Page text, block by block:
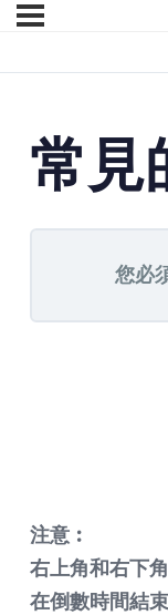
常見
您必
注意︰
右上角和右下
在倒數時間結